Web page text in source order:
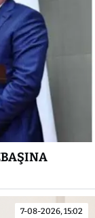
7-08-2026, 15:02